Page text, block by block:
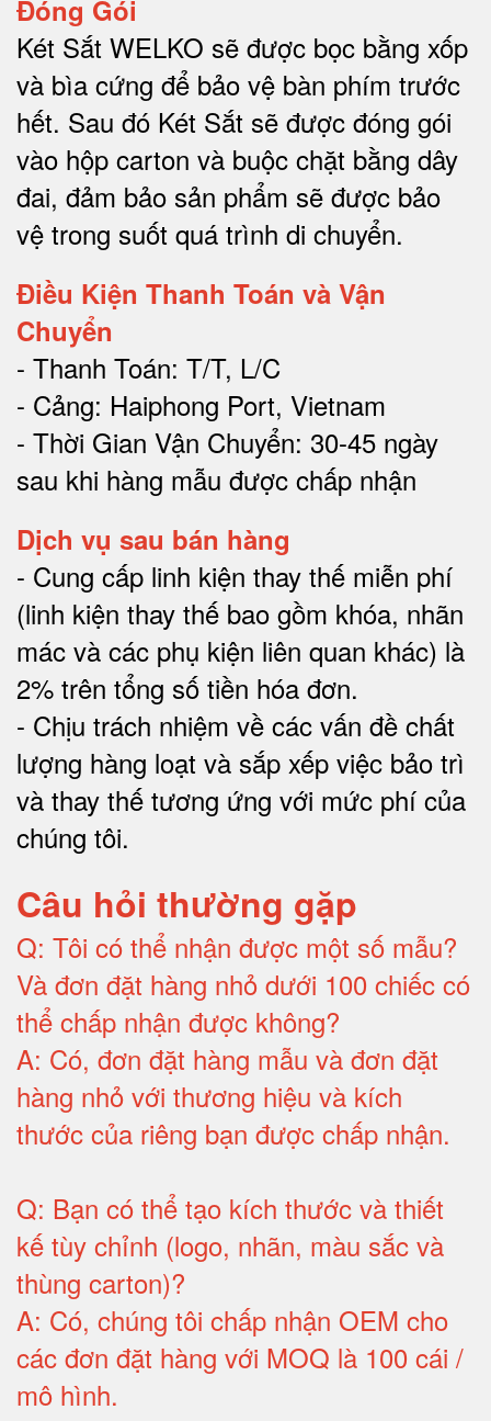
Đóng Gói
Két Sắt WELKO sẽ được bọc bằng xốp
và bìa cứng để bảo vệ bàn phím trước
hết. Sau đó Két Sắt sẽ được đóng gói
vào hộp carton và buộc chặt bằng dây
đai, đảm bảo sản phẩm sẽ được bảo
vệ trong suốt quá trình di chuyển.
Điều Kiện Thanh Toán và Vận
Chuyển
- Thanh Toán: T/T, L/C
- Cảng: Haiphong Port, Vietnam
- Thời Gian Vận Chuyển: 30-45 ngày
sau khi hàng mẫu được chấp nhận
Dịch vụ sau bán hàng
- Cung cấp linh kiện thay thế miễn phí
(linh kiện thay thế bao gồm khóa, nhãn
mác và các phụ kiện liên quan khác) là
2% trên tổng số tiền hóa đơn.
- Chịu trách nhiệm về các vấn đề chất
lượng hàng loạt và sắp xếp việc bảo trì
và thay thế tương ứng với mức phí của
chúng tôi.
Câu hỏi thường gặp
Q: Tôi có thể nhận được một số mẫu?
Và đơn đặt hàng nhỏ dưới 100 chiếc có
thể chấp nhận được không?
A: Có, đơn đặt hàng mẫu và đơn đặt
hàng nhỏ với thương hiệu và kích
thước của riêng bạn được chấp nhận.
Q: Bạn có thể tạo kích thước và thiết
kế tùy chỉnh (logo, nhãn, màu sắc và
thùng carton)?
A: Có, chúng tôi chấp nhận OEM cho
các đơn đặt hàng với MOQ là 100 cái /
mô hình.